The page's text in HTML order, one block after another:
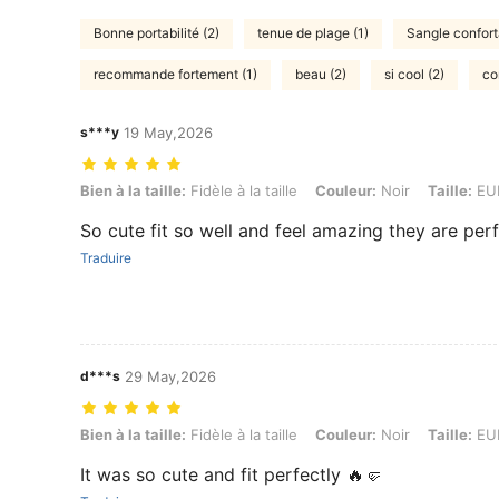
Bonne portabilité (2) tenue de plage (1) Sangle
recommande fortement (1) beau (2) si cool (2)
s***y 19 May,2026
Bien à la taille: Fidèle à la taille, Couleur: Noir, Taille: EUR40
Bien à la taille: Fidèle à la taille Couleur: Noir Taille:
So cute fit so well and feel amazing they are
Traduire
d***s 29 May,2026
Bien à la taille: Fidèle à la taille, Couleur: Noir, Taille: EUR38
Bien à la taille: Fidèle à la taille Couleur: Noir Taille:
It was so cute and fit perfectly 🔥🤛